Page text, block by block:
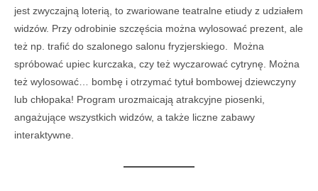
jest zwyczajną loterią, to zwariowane teatralne etiudy z udziałem
widzów. Przy odrobinie szczęścia można wylosować prezent, ale
też np. trafić do szalonego salonu fryzjerskiego. Można
spróbować upiec kurczaka, czy też wyczarować cytrynę. Można
też wylosować… bombę i otrzymać tytuł bombowej dziewczyny
lub chłopaka! Program urozmaicają atrakcyjne piosenki,
angażujące wszystkich widzów, a także liczne zabawy
interaktywne.